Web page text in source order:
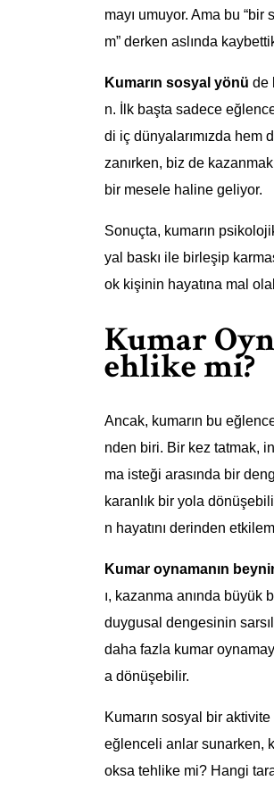
mayı umuyor. Ama bu “bir
m” derken aslında
Kumarın sosyal yönü de
n. İlk başta sadece
di iç dünyalarımızda hem
zanırken, biz de
bir mesele haline geliyor.
Sonuçta, kumarın
yal baskı ile birleşip
ok kişinin hayatına mal
Kumar
ehlike mi?
Ancak, kumarın bu
nden biri. Bir kez tatmak,
ma isteği arasında bir
karanlık bir yola
n hayatını derinden
Kumar oynamanın
ı, kazanma anında büyük
duygusal dengesinin
daha fazla kumar
a dönüşebilir.
Kumarın sosyal bir
eğlenceli anlar sunarken,
oksa tehlike mi? Hangi